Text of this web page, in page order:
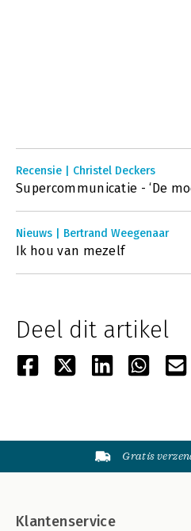
Recensie | Christel Deckers
Supercommunicatie - ‘De
Nieuws | Bertrand Weegenaar
Ik hou van mezelf
Deel dit artikel
Gratis
Klantenservice